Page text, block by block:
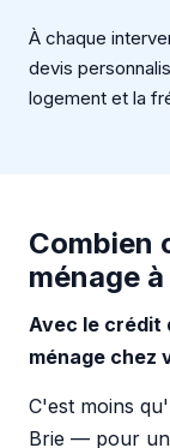
À chaque
devis
logement et la
Combien
ménage
Avec le crédit
ménage chez
C'est moins
Brie — pour